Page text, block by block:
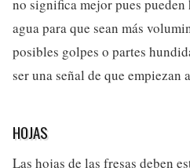
no significa mejor pues
agua para que sean más
posibles golpes o partes
ser una señal de que empiezan
HOJAS
Las hojas de las fresas deben